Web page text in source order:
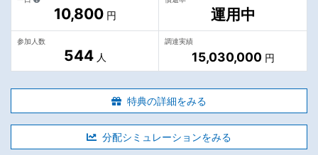
10,800円 運用中
参加人数
544人
調達実績
15,030,000円
特典の詳細をみる
分配シミュレーションをみる